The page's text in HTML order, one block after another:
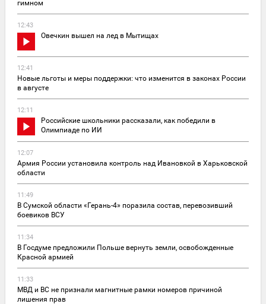
гимном
12:43
Овечкин вышел на лед в Мытищах
12:41
Новые льготы и меры поддержки: что изменится в законах России
в августе
12:11
Российские школьники рассказали, как победили в
Олимпиаде по ИИ
12:07
Армия России установила контроль над Ивановкой в Харьковской
области
11:49
В Сумской области «Герань-4» поразила состав, перевозивший
боевиков ВСУ
11:34
В Госдуме предложили Польше вернуть земли, освобожденные
Красной армией
11:33
МВД и ВС не признали магнитные рамки номеров причиной
лишения прав